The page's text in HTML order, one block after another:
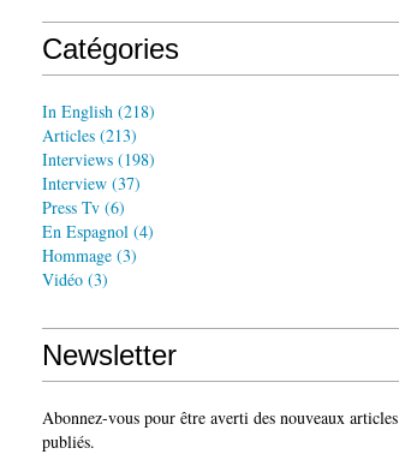
Catégories
In English (218)
Articles (213)
Interviews (198)
Interview (37)
Press Tv (6)
En Espagnol (4)
Hommage (3)
Vidéo (3)
Newsletter
Abonnez-vous pour être averti des nouveaux articles
publiés.